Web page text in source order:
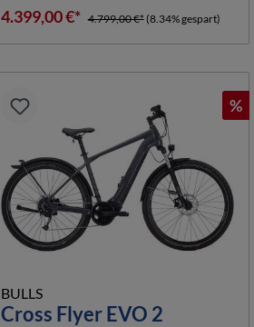
4.399,00 €* 4.799,00 €* (8.34% gespart)
%
BULLS
Cross Flyer EVO 2